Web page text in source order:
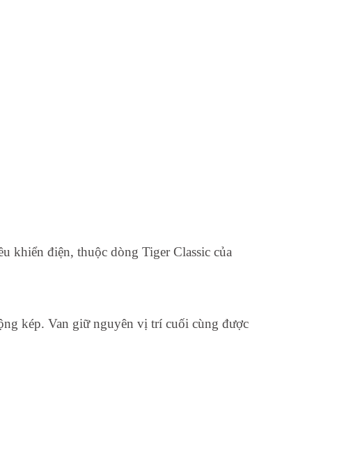
khiển điện, thuộc dòng Tiger Classic của
kép. Van giữ nguyên vị trí cuối cùng được